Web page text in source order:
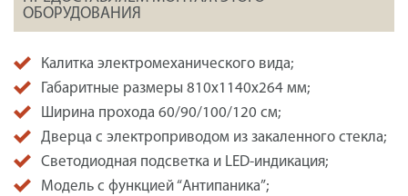
ОБОРУДОВАНИЯ
Калитка электромеханического вида;
Габаритные размеры 810х1140х264 мм;
Ширина прохода 60/90/100/120 см;
Дверца с электроприводом из закаленного стекла;
Светодиодная подсветка и LED-индикация;
Модель с функцией “Антипаника”;